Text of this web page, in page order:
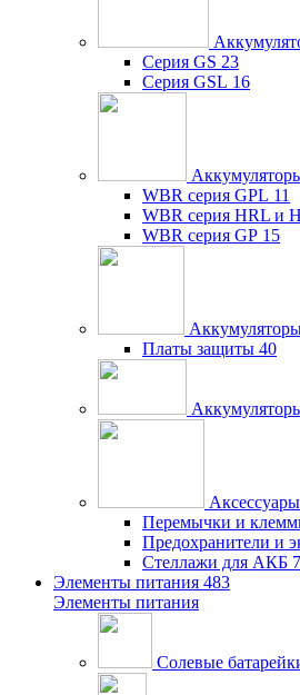
Серия GS 23
Серия GSL 16
WBR серия GPL 11
WBR серия HRL и
WBR серия GP 15
Платы защиты 40
Перемычки и
Предохранители и
Стеллажи для АКБ 7
Элементы питания 483
Элементы питания
Солевые